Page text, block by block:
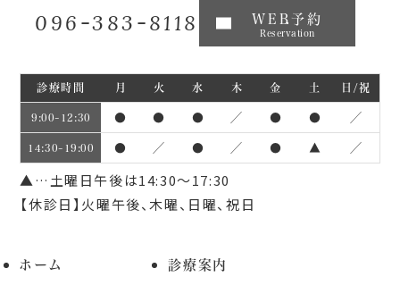
096-383-8118 WEB予約
Reservation
診療時間 月 火 水 木 金 土 日/祝
9:00~12:30 ● ● ● ／ ● ● ／
14:30~19:00 ● ／ ● ／ ● ▲ ／
▲…土曜日午後は14:30～17:30
【休診日】火曜午後、木曜、日曜、祝日
ホーム
診療案内